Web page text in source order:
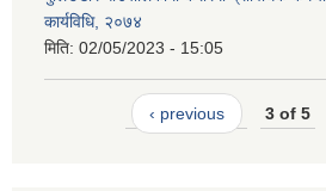
कार्यविधि, २०७४
मिति: 02/05/2023 - 15:05
‹ previous 3 of 5